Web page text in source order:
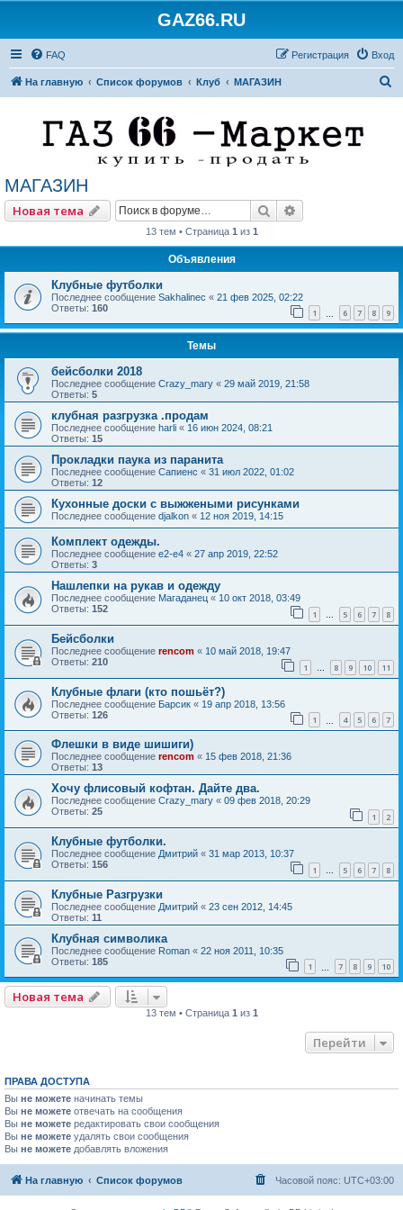
GAZ66.RU
FAQ Вход
Регистрация
На главную Список форумов Клуб МАГАЗИН
МАГАЗИН
Новая тема Поиск
13 тем • Страница 1 из 1
Объявления
Клубные футболки
Последнее сообщение Sakhalinec « 21 фев 2025, 02:22
Ответы: 160 1 6 7 8 9
Темы
бейсболки 2018
Последнее сообщение Crazy_mary « 29 май 2019, 21:58
Ответы: 5
клубная разгрузка .продам
Последнее сообщение harli « 16 июн 2024, 08:21
Ответы: 15
Прокладки паука из паранита
Последнее сообщение Сапиенс « 31 июл 2022, 01:02
Ответы: 12
Кухонные доски с выжжеными рисунками
Последнее сообщение djalkon « 12 ноя 2019, 14:15
Комплект одежды.
Последнее сообщение e2-e4 « 27 апр 2019, 22:52
Ответы: 3
Нашлепки на рукав и одежду
Последнее сообщение Магаданец « 10 окт 2018, 03:49
Ответы: 152 1 … 5 6 7 8
Бейсболки
Последнее сообщение rencom « 10 май 2018, 19:47
Ответы: 210 1 … 8 9 10 11
Клубные флаги (кто пошьёт?)
Последнее сообщение Барсик « 19 апр 2018, 13:56
Ответы: 126 1 4 5 6 7
Флешки в виде шишиги)
Последнее сообщение rencom « 15 фев 2018, 21:36
Ответы: 13
Хочу флисовый кофтан. Дайте два.
Последнее сообщение Crazy_mary « 09 фев 2018, 20:29
Ответы: 25 1 2
Клубные футболки.
Последнее сообщение Дмитрий « 31 мар 2013, 10:37
Ответы: 156 1 5 6 7 8
Клубные Разгрузки
Последнее сообщение Дмитрий « 23 сен 2012, 14:45
Ответы: 11
Клубная символика
Последнее сообщение Roman « 22 ноя 2011, 10:35
Ответы: 185 1 7 8 9 10
Новая тема
13 тем • Страница 1 из 1
Перейти
ПРАВА ДОСТУПА
Вы не можете начинать темы
Вы не можете отвечать на сообщения
Вы не можете редактировать свои сообщения
Вы не можете удалять свои сообщения
Вы не можете добавлять вложения
На главную Список форумов Часовой пояс: UTC+03:00